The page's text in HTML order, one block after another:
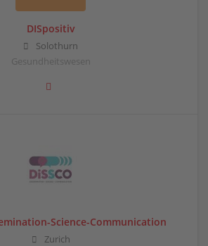
DISpositiv
Solothurn
Gesundheitswesen
Science-Communication
Zurich